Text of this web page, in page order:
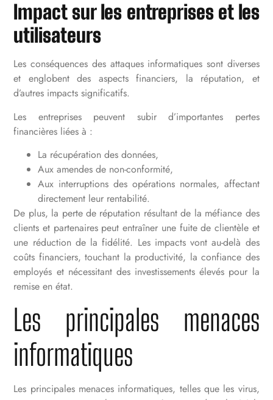
Impact sur les entreprises et les
utilisateurs
Les conséquences des attaques informatiques sont diverses
et englobent des aspects financiers, la réputation, et
d’autres impacts significatifs.
Les entreprises peuvent subir d’importantes pertes
financières liées à :
La récupération des données,
Aux amendes de non-conformité,
Aux interruptions des opérations normales, affectant
directement leur rentabilité.
De plus, la perte de réputation résultant de la méfiance des
clients et partenaires peut entraîner une fuite de clientèle et
une réduction de la fidélité. Les impacts vont au-delà des
coûts financiers, touchant la productivité, la confiance des
employés et nécessitant des investissements élevés pour la
remise en état.
Les principales menaces
informatiques
Les principales menaces informatiques, telles que les virus,